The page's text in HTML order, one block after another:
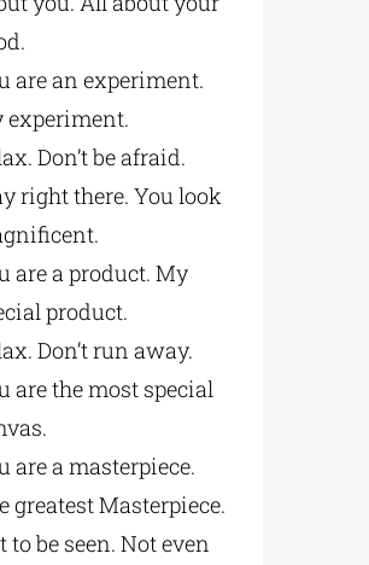
are an experiment.
experiment.
Don’t be afraid.
right there. You look
are a product. My
product.
Don’t run away.
are the most special
are a masterpiece.
greatest Masterpiece.
to be seen. Not even